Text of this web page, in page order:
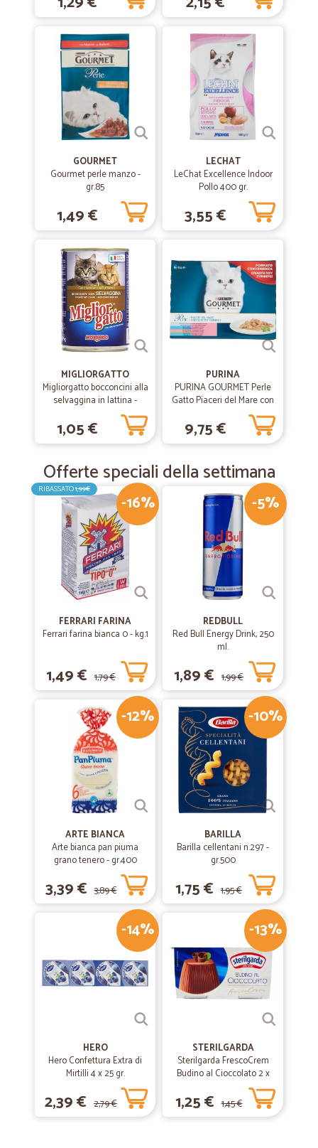
GOURMET
Gourmet perle manzo -
gr.85
1,49 €
LECHAT
LeChat Excellence Indoor
Pollo 400 gr.
3,55 €
MIGLIORGATTO
Migliorgatto bocconcini alla
selvaggina in lattina -
1,05 €
PURINA
PURINA GOURMET Perle
Gatto Piaceri del Mare con
Salmone, Platessa, Tonno
e Pesce bianco Busta 8x85
9,75 €
Offerte speciali della settimana
-16%
RIBASSATO1,99€
FERRARI FARINA
Ferrari farina bianca 0 - kg.1
1,49 € 1,79 €
-5%
REDBULL
Red Bull Energy Drink, 250
ml.
1,89 € 1,99 €
-12%
ARTE BIANCA
Arte bianca pan piuma
grano tenero - gr.400
3,39 € 3,89 €
-10%
BARILLA
Barilla cellentani n.297 -
gr.500
1,75 € 1,95 €
-14%
HERO
Hero Confettura Extra di
Mirtilli 4 x 25 gr.
2,39 € 2,79 €
-13%
STERILGARDA
Sterilgarda FrescoCrem
Budino al Cioccolato 2 x
1,25 € 1,45 €